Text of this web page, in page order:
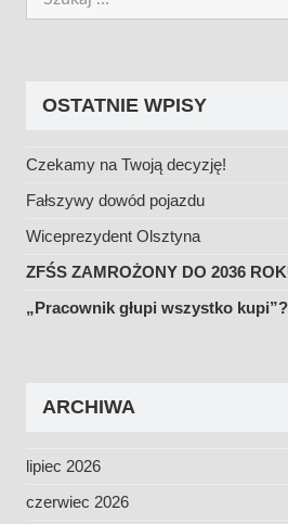
OSTATNIE WPISY
Czekamy na Twoją decyzję!
Fałszywy dowód pojazdu
Wiceprezydent Olsztyna
ZFŚS ZAMROŻONY DO 2036
„Pracownik głupi wszystko kupi”?
ARCHIWA
lipiec 2026
czerwiec 2026